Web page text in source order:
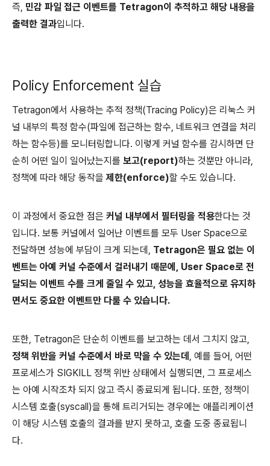
즉, 민감 파일 접근 이벤트를 Tetragon이 추적하고 해당 내용을
출력한 결과입니다.
Policy Enforcement 실습
Tetragon에서 사용하는 추적 정책(Tracing Policy)은 리눅스 커
널 내부의 특정 함수(파일에 접근하는 함수, 네트워크 연결을 처리
하는 함수등)를 모니터링합니다. 이렇게 커널 함수를 감시하면 단
순히 어떤 일이 일어났는지를 보고(report)하는 것뿐만 아니라,
정책에 따라 해당 동작을제한(enforce)할 수도 있습니다.
이 과정에서 중요한 점은 커널 내부에서 필터링을 적용한다는 것
입니다. 보통 커널에서 일어난 이벤트를 모두 User Space으로
전달하면 성능에 부담이 크게 되는데, Tetragon은 필요 없는 이
벤트는 아예 커널 수준에서 걸러내기 때문에, User Space로 전
달되는 이벤트 수를 크게 줄일 수 있고, 성능을 효율적으로 유지하
면서도 중요한 이벤트만 다룰 수 있습니다.
또한, Tetragon은 단순히 이벤트를 보고하는 데서 그치지 않고,
정책 위반을 커널 수준에서 바로 막을 수 있는데 , 예를 들어, 어떤
프로세스가 SIGKILL 정책 위반 상태에서 실행되면, 그 프로세스
는 아예 시작조차 되지 않고 즉시 종료되게 됩니다. 또한, 정책이
시스템 호출(syscall)을 통해 트리거되는 경우에는 애플리케이션
이 해당 시스템 호출의 결과를 받지 못하고, 호출 도중 종료됩니
다.